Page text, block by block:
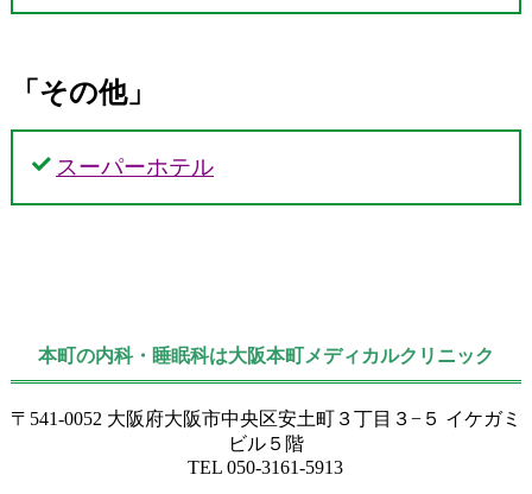
「その他」
スーパーホテル
本町の内科・睡眠科は大阪本町メディカルクリニック
〒541-0052 大阪府大阪市中央区安土町３丁目３−５ イケガミ
ビル５階
TEL 050-3161-5913